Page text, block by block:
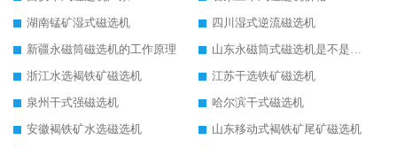
湖南锰矿湿式磁选机
四川湿式逆流磁选机
新疆永磁筒磁选机的工作原理
山东永磁筒式磁选机是不是强磁
浙江水选褐铁矿磁选机
江苏干选铁矿磁选机
泉州干式强磁选机
哈尔滨干式磁选机
安徽褐铁矿水选磁选机
山东移动式褐铁矿尾矿磁选机